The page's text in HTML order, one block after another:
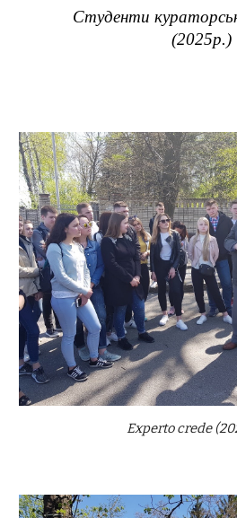
Студенти
(2025р.)
Experto crede